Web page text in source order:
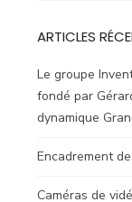
ARTICLES
Le groupe
fondé par
dynamique
Encadrement
Caméras de